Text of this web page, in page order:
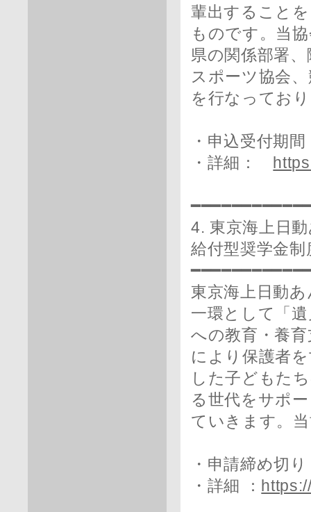
輩出すること
ものです。当
県の関係部署
スポーツ協会
を行なってお
・申込受付期
・詳細：
4. 東京海上日
給付型奨学金
東京海上日動
一環として「遺
への教育・養
により保護者
した子どもた
る世代をサポ
ていきます。
・申請締め切
・詳細 ：